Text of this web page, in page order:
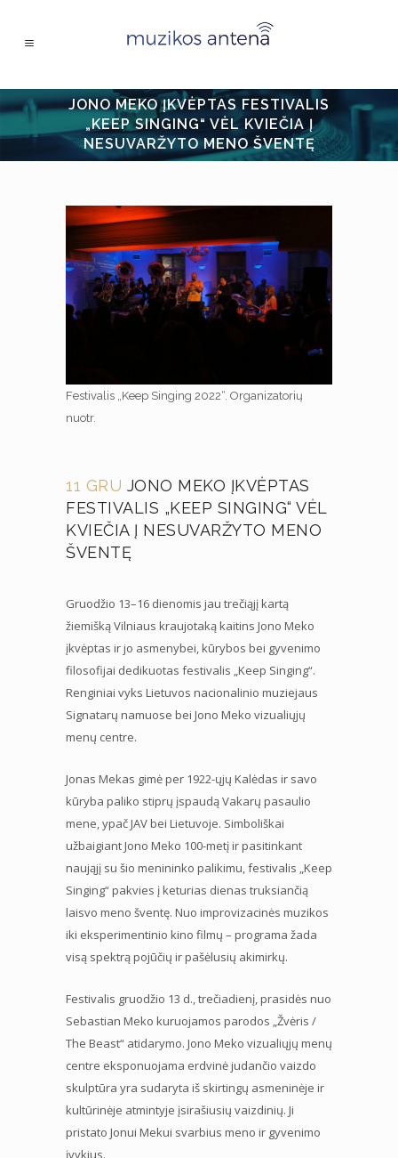
JONO MEKO ĮKVĖPTAS FESTIVALIS
„KEEP SINGING“ VĖL KVIEČIA Į
NESUVARŽYTO MENO ŠVENTĘ
Festivalis „Keep Singing 2022“. Organizatorių
nuotr.
11 GRU JONO MEKO ĮKVĖPTAS
FESTIVALIS „KEEP SINGING“ VĖL
KVIEČIA Į NESUVARŽYTO MENO
ŠVENTĘ
Gruodžio 13–16 dienomis jau trečiąjį kartą
žiemišką Vilniaus kraujotaką kaitins Jono Meko
įkvėptas ir jo asmenybei, kūrybos bei gyvenimo
filosofijai dedikuotas festivalis „Keep Singing“.
Renginiai vyks Lietuvos nacionalinio muziejaus
Signatarų namuose bei Jono Meko vizualiųjų
menų centre.
Jonas Mekas gimė per 1922-ųjų Kalėdas ir savo
kūryba paliko stiprų įspaudą Vakarų pasaulio
mene, ypač JAV bei Lietuvoje. Simboliškai
užbaigiant Jono Meko 100-metį ir pasitinkant
naująjį su šio menininko palikimu, festivalis „Keep
Singing“ pakvies į keturias dienas truksiančią
laisvo meno šventę. Nuo improvizacinės muzikos
iki eksperimentinio kino filmų – programa žada
visą spektrą pojūčių ir pašėlusių akimirkų.
Festivalis gruodžio 13 d., trečiadienį, prasidės nuo
Sebastian Meko kuruojamos parodos „Žvėris /
The Beast“ atidarymo. Jono Meko vizualiųjų menų
centre eksponuojama erdvinė judančio vaizdo
skulptūra yra sudaryta iš skirtingų asmeninėje ir
kultūrinėje atmintyje įsirašiusių vaizdinių. Ji
pristato Jonui Mekui svarbius meno ir gyvenimo
įvykius.